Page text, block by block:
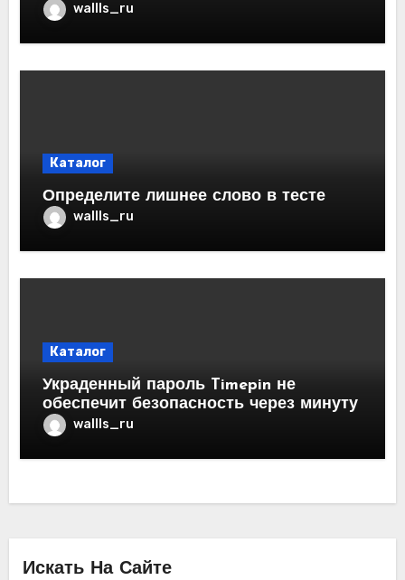
wallls_ru
Каталог
Определите лишнее слово в тесте
wallls_ru
Каталог
Украденный пароль Timepin не
обеспечит безопасность через минуту
wallls_ru
Искать На Сайте